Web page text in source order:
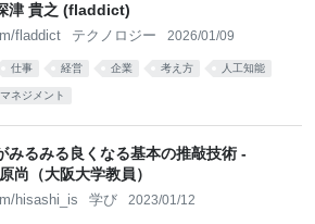
津 貴之 (fladdict)
fladdict テクノロジー 2026/01/09
仕事 経営 企業 考え方 人工知能
マネジメント
みるみる良くなる基本の推敲技術 -
尚（大阪大学教員）
hisashi_is 学び 2023/01/12